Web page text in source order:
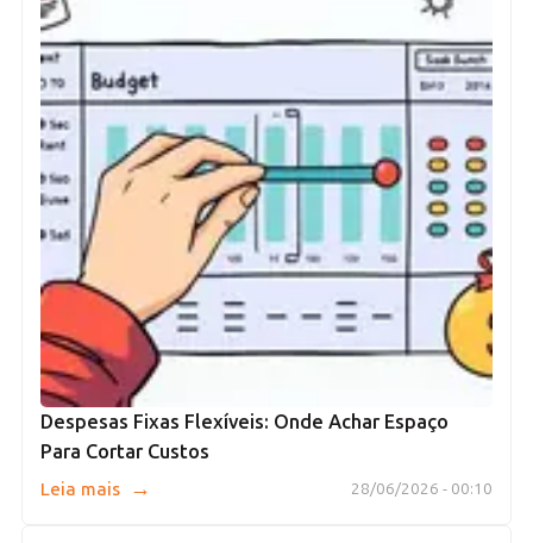
Despesas Fixas Flexíveis: Onde Achar Espaço
Para Cortar Custos
28/06/2026 - 00:10
Leia mais →